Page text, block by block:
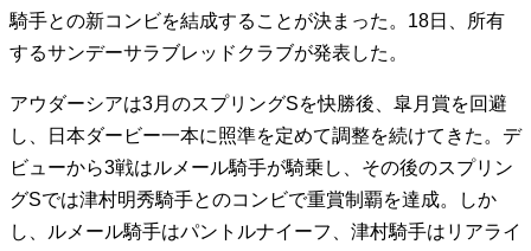
騎手との新コンビを結成することが決まった。18日、所有
するサンデーサラブレッドクラブが発表した。
アウダーシアは3月のスプリングSを快勝後、皐月賞を回避
し、日本ダービー一本に照準を定めて調整を続けてきた。デ
ビューから3戦はルメール騎手が騎乗し、その後のスプリン
グSでは津村明秀騎手とのコンビで重賞制覇を達成。しか
し、ルメール騎手はパントルナイーフ、津村騎手はリアライ